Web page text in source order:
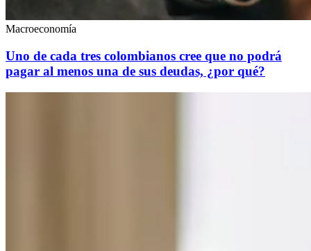
Macroeconomía
Uno de cada tres colombianos cree que no podrá
pagar al menos una de sus deudas, ¿por qué?